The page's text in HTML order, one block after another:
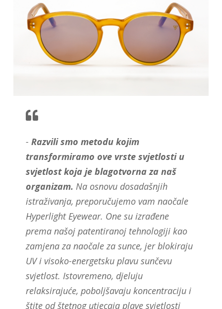
- Razvili smo metodu kojim
transformiramo ove vrste svjetlosti u
svjetlost koja je blagotvorna za naš
organizam. Na osnovu dosadašnjih
istraživanja, preporučujemo vam naočale
Hyperlight Eyewear. One su izrađene
prema našoj patentiranoj tehnologiji kao
zamjena za naočale za sunce, jer blokiraju
UV i visoko-energetsku plavu sunčevu
svjetlost. Istovremeno, djeluju
relaksirajuće, poboljšavaju koncentraciju i
štite od štetnog utjecaja plave svjetlosti